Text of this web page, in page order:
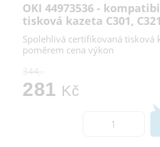
OKI 44973536 -
tisková kazeta C301,
Spolehlivá certifikovaná tisková
poměrem cena výkon
344,-
281 Kč